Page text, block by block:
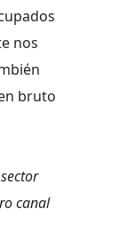
nos
bruto
canal